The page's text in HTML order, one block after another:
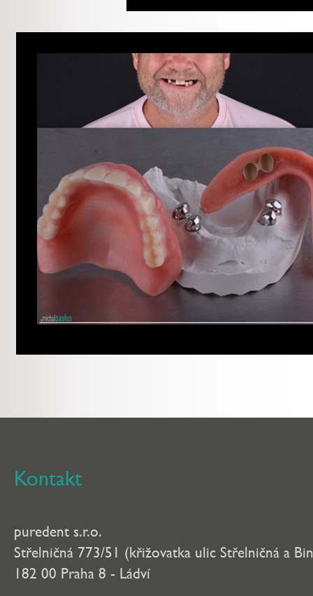
Kontakt
puredent s.r.o.
Střelničná 773/51 (křižovatka ulic Střelničná a
182 00 Praha 8 - Ládví